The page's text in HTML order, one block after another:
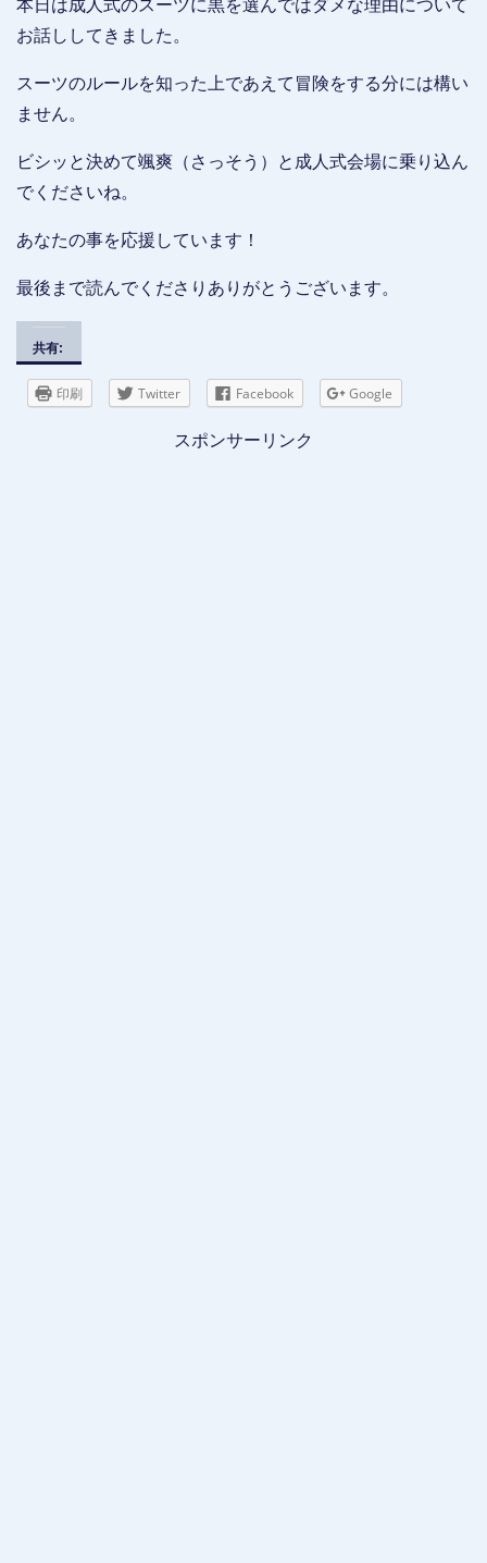
本日は成人式のスーツに黒を選んではダメな理由について
お話ししてきました。
スーツのルールを知った上であえて冒険をする分には構い
ません。
ビシッと決めて颯爽（さっそう）と成人式会場に乗り込ん
でくださいね。
あなたの事を応援しています！
最後まで読んでくださりありがとうございます。
共有:
印刷 Twitter Facebook Google
スポンサーリンク